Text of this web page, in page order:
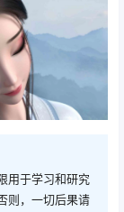
用于学习和研究
则，一切后果请